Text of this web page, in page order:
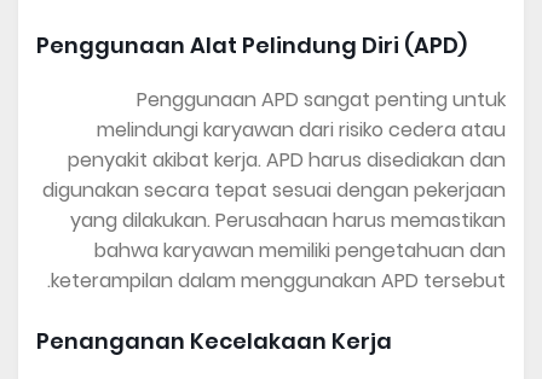
Penggunaan Alat Pelindung Diri (APD)
Penggunaan APD sangat penting untuk
melindungi karyawan dari risiko cedera atau
penyakit akibat kerja. APD harus disediakan dan
digunakan secara tepat sesuai dengan pekerjaan
yang dilakukan. Perusahaan harus memastikan
bahwa karyawan memiliki pengetahuan dan
keterampilan dalam menggunakan APD tersebut.
Penanganan Kecelakaan Kerja